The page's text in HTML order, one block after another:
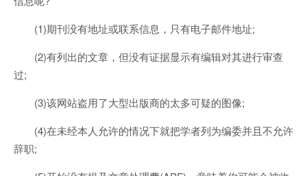
(1)期刊没有地址或联系信息，只有电子邮件地址;
(2)有列出的文章，但没有证据显示有编辑对其进行审查
过;
(3)该网站盗用了大型出版商的太多可疑的图像;
(4)在未经本人允许的情况下就把学者列为编委并且不允许
辞职;